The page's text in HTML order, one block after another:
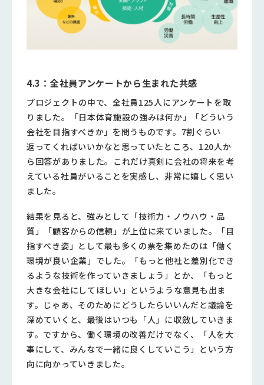
4.3：全社員アンケートから生まれた共感
プロジェクトの中で、全社員125人にアンケートを取
りました。「日本体育施設の強みは何か」「どういう
会社を目指すべきか」を問うものです。7割ぐらい
返ってくればいいかなと思っていたところ、120人か
ら回答がありました。これだけ真剣に会社の将来を考
えている社員がいることを実感し、非常に嬉しく思い
ました。
結果を見ると、強みとして「技術力・ノウハウ・品
質」「顧客からの信頼」が上位に来ていました。「目
指すべき姿」として最も多くの票を集めたのは「働く
環境が良い企業」でした。「もっと他社と差別化でき
るような技術を作っていきましょう」とか、「もっと
大きな会社にしてほしい」というような意見も出ま
す。じゃあ、そのためにどうしたらいいんだと議論を
深めていくと、最後はいつも「人」に収斂していきま
す。ですから、働く環境の改善だけでなく、「人を大
事にして、みんなで一緒に良くしていこう」という方
向に向かっていきました。